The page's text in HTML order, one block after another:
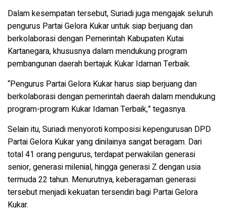
Dalam kesempatan tersebut, Suriadi juga mengajak seluruh
pengurus Partai Gelora Kukar untuk siap berjuang dan
berkolaborasi dengan Pemerintah Kabupaten Kutai
Kartanegara, khususnya dalam mendukung program
pembangunan daerah bertajuk Kukar Idaman Terbaik.
“Pengurus Partai Gelora Kukar harus siap berjuang dan
berkolaborasi dengan pemerintah daerah dalam mendukung
program-program Kukar Idaman Terbaik,” tegasnya.
Selain itu, Suriadi menyoroti komposisi kepengurusan DPD
Partai Gelora Kukar yang dinilainya sangat beragam. Dari
total 41 orang pengurus, terdapat perwakilan generasi
senior, generasi milenial, hingga generasi Z dengan usia
termuda 22 tahun. Menurutnya, keberagaman generasi
tersebut menjadi kekuatan tersendiri bagi Partai Gelora
Kukar.